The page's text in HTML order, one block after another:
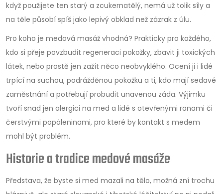
když použijete ten starý a zcukernatělý, nemá už tolik síly a
na těle působí spíš jako lepivý obklad než zázrak z úlu.
Pro koho je medová masáž vhodná? Prakticky pro každého,
kdo si přeje povzbudit regeneraci pokožky, zbavit ji toxických
látek, nebo prostě jen zažít něco neobvyklého. Ocení ji i lidé
trpící na suchou, podrážděnou pokožku a ti, kdo mají sedavé
zaměstnání a potřebují probudit unavenou záda. Výjimku
tvoří snad jen alergici na med a lidé s otevřenými ranami či
čerstvými popáleninami, pro které by kontakt s medem
mohl být problém.
Historie a tradice medové masáže
Představa, že byste si med mazali na tělo, možná zní trochu